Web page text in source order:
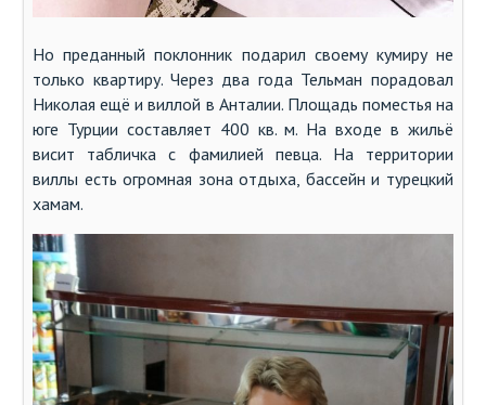
Но преданный поклонник подарил своему кумиру не
только квартиру. Через два года Тельман порадовал
Николая ещё и виллой в Анталии. Площадь поместья на
юге Турции составляет 400 кв. м. На входе в жильё
висит табличка с фамилией певца. На территории
виллы есть огромная зона отдыха, бассейн и турецкий
хамам.